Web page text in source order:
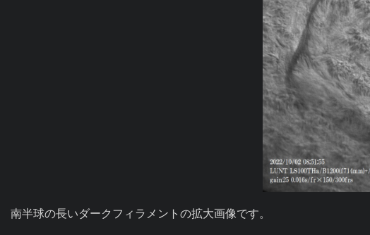
南半球の長いダークフィラメントの拡大画像です。